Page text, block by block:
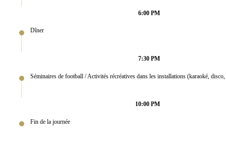
6:00 PM
Dîner
7:30 PM
Séminaires de football / Activités récréatives dans les installations (karaoké,
10:00 PM
Fin de la journée